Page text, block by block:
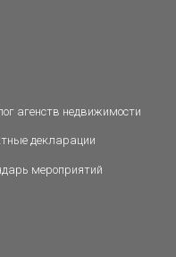
агенств недвижимости
декларации
мероприятий